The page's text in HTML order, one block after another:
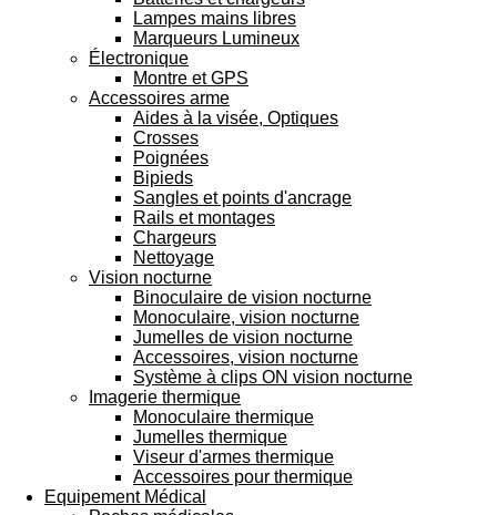
Lampes mains libres
Marqueurs Lumineux
Électronique
Montre et GPS
Accessoires arme
Aides à la visée, Optiques
Crosses
Poignées
Bipieds
Sangles et points d'ancrage
Rails et montages
Chargeurs
Nettoyage
Vision nocturne
Binoculaire de vision nocturne
Monoculaire, vision nocturne
Jumelles de vision nocturne
Accessoires, vision nocturne
Système à clips ON vision nocturne
Imagerie thermique
Monoculaire thermique
Jumelles thermique
Viseur d'armes thermique
Accessoires pour thermique
Equipement Médical